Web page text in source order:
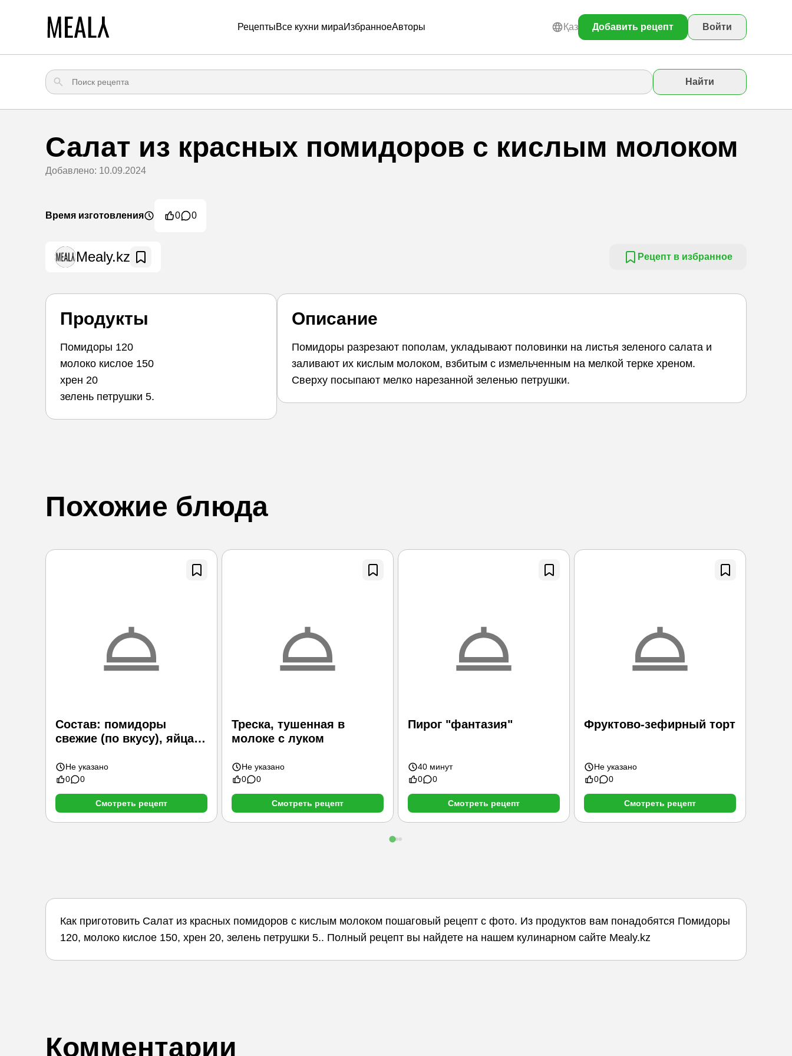
РецептыВсе кухни мираИзбранноеАвторы Қаз Добавить рецепт Войти
Найти
Салат из красных помидоров с кислым молоком
Добавлено: 10.09.2024
0 0
Время изготовления
Mealy.kz Рецепт в избранное
Продукты
Помидоры 120
молоко кислое 150
хрен 20
зелень петрушки 5.
Описание
Помидоры разрезают пополам, укладывают половинки на листья зеленого салата и
заливают их кислым молоком, взбитым с измельченным на мелкой терке хреном.
Сверху посыпают мелко нарезанной зеленью петрушки.
Похожие блюда
Состав: помидоры
свежие (по вкусу), яйца
Не указано
0
0
Смотреть рецепт
Треска, тушенная в
молоке с луком
Не указано
0
0
Смотреть рецепт
Пирог "фантазия"
40 минут
0
0
Смотреть рецепт
Фруктово-зефирный торт
Не указано
0
0
Смотреть рецепт
Как приготовить Салат из красных помидоров с кислым молоком пошаговый рецепт с фото. Из продуктов вам понадобятся Помидоры
120, молоко кислое 150, хрен 20, зелень петрушки 5.. Полный рецепт вы найдете на нашем кулинарном сайте Mealy.kz
Комментарии